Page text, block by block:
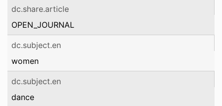
dc.share.article
OPEN_JOURNAL
dc.subject.en
women
dc.subject.en
dance